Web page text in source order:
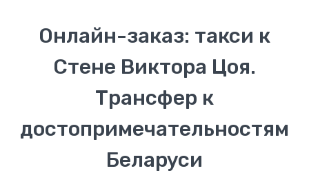
Онлайн-заказ: такси к
Стене Виктора Цоя.
Трансфер к
достопримечательностям
Беларуси